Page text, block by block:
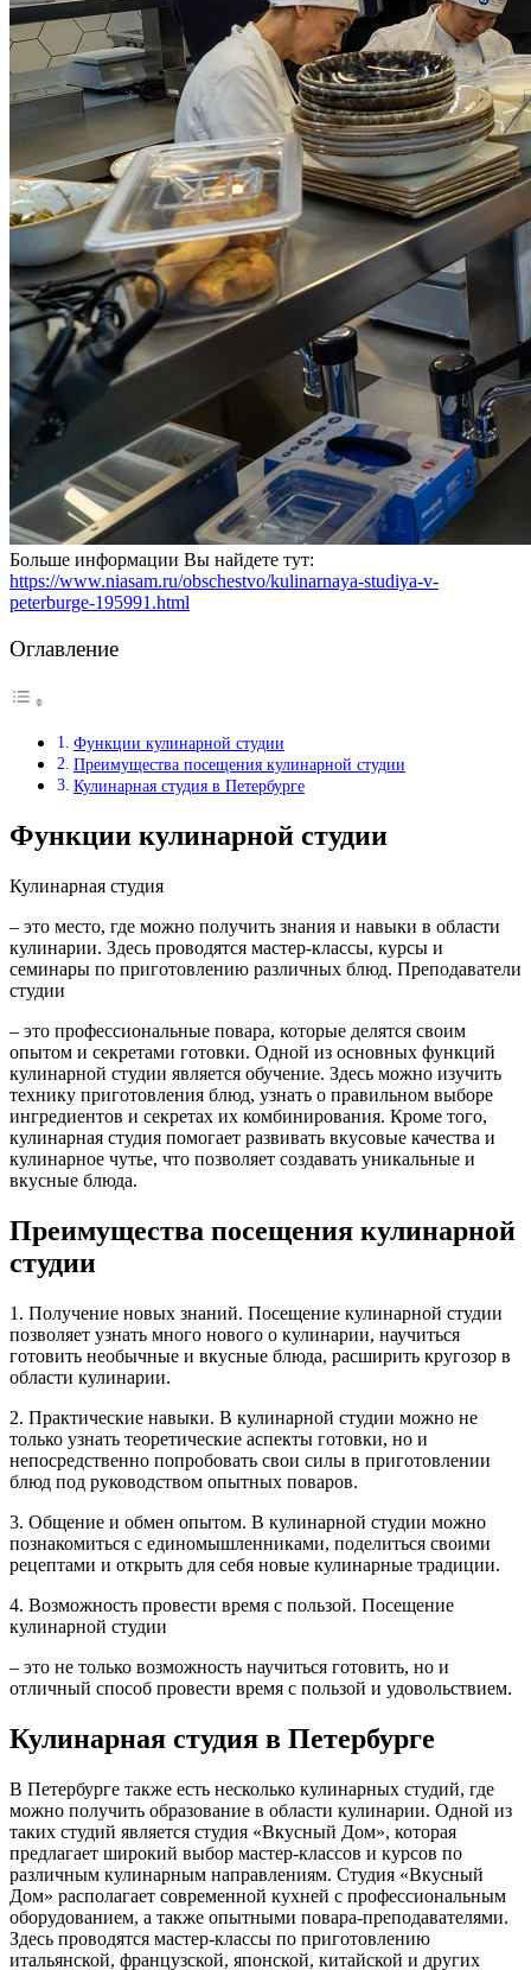
Больше информации Вы найдете тут:
https://www.niasam.ru/obschestvo/kulinarnaya-studiya-v-
peterburge-195991.html
Оглавление
Функции кулинарной студии
Преимущества посещения кулинарной студии
Кулинарная студия в Петербурге
Функции кулинарной студии
Кулинарная студия
– это место, где можно получить знания и навыки в области
кулинарии. Здесь проводятся мастер-классы, курсы и
семинары по приготовлению различных блюд. Преподаватели
студии
– это профессиональные повара, которые делятся своим
опытом и секретами готовки. Одной из основных функций
кулинарной студии является обучение. Здесь можно изучить
технику приготовления блюд, узнать о правильном выборе
ингредиентов и секретах их комбинирования. Кроме того,
кулинарная студия помогает развивать вкусовые качества и
кулинарное чутье, что позволяет создавать уникальные и
вкусные блюда.
Преимущества посещения кулинарной
студии
1. Получение новых знаний. Посещение кулинарной студии
позволяет узнать много нового о кулинарии, научиться
готовить необычные и вкусные блюда, расширить кругозор в
области кулинарии.
2. Практические навыки. В кулинарной студии можно не
только узнать теоретические аспекты готовки, но и
непосредственно попробовать свои силы в приготовлении
блюд под руководством опытных поваров.
3. Общение и обмен опытом. В кулинарной студии можно
познакомиться с единомышленниками, поделиться своими
рецептами и открыть для себя новые кулинарные традиции.
4. Возможность провести время с пользой. Посещение
кулинарной студии
– это не только возможность научиться готовить, но и
отличный способ провести время с пользой и удовольствием.
Кулинарная студия в Петербурге
В Петербурге также есть несколько кулинарных студий, где
можно получить образование в области кулинарии. Одной из
таких студий является студия «Вкусный Дом», которая
предлагает широкий выбор мастер-классов и курсов по
различным кулинарным направлениям. Студия «Вкусный
Дом» располагает современной кухней с профессиональным
оборудованием, а также опытными повара-преподавателями.
Здесь проводятся мастер-классы по приготовлению
итальянской, французской, японской, китайской и других